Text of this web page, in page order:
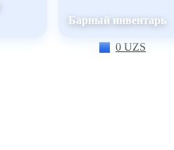
0 UZS
Барный инвентарь